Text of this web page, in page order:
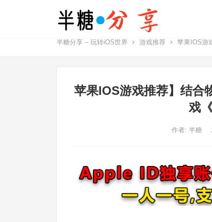
半糖分享 – 玩转iOS世界 游戏推荐 苹果IOS游
苹果IOS游戏推荐】结合
戏
作者: 半糖